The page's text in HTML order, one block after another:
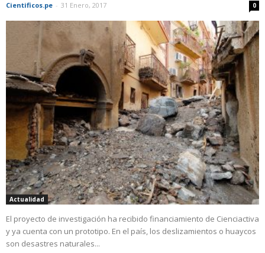
Cientificos.pe - 31 Enero, 2017 0
Actualidad
El proyecto de investigación ha recibido financiamiento de Cienciactiva
y ya cuenta con un prototipo. En el país, los deslizamientos o huaycos
son desastres naturales...